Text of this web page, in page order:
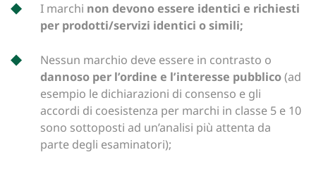
I marchi non devono essere identici e richiesti
per prodotti/servizi identici o simili;
Nessun marchio deve essere in contrasto o
dannoso per l’ordine e l’interesse pubblico(ad
esempio le dichiarazioni di consenso e gli
accordi di coesistenza per marchi in classe 5 e 10
sono sottoposti ad un’analisi più attenta da
parte degli esaminatori);